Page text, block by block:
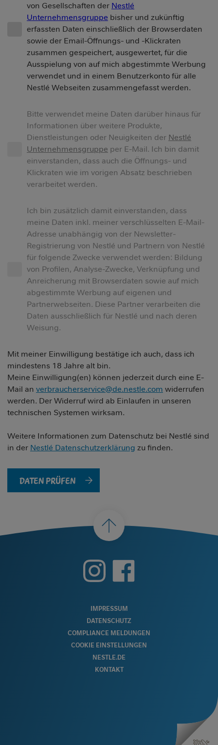
von Gesellschaften der Nestlé
Unternehmensgruppe bisher und zukünftig
erfassten Daten einschließlich der Browserdaten
sowie der Email-Öffnungs- und -Klickraten
zusammen gespeichert, ausgewertet, für die
Ausspielung von auf mich abgestimmte Werbung
verwendet und in einem Benutzerkonto für alle
Nestlé Webseiten zusammengefasst werden.
Bitte verwendet meine Daten darüber hinaus für
Informationen über weitere Produkte,
Dienstleistungen oder Neuigkeiten der Nestlé
Unternehmensgruppe per E-Mail. Ich bin damit
einverstanden, dass auch die Öffnungs- und
Klickraten wie im vorigen Absatz beschrieben
verarbeitet werden.
Ich bin zusätzlich damit einverstanden, dass
meine Daten inkl. meiner verschlüsselten E-Mail-
Adresse unabhängig von der Newsletter-
Registrierung von Nestlé und Partnern von Nestlé
für folgende Zwecke verwendet werden: Bildung
von Profilen, Analyse-Zwecke, Verknüpfung und
Anreicherung mit Browserdaten sowie auf mich
abgestimmte Werbung auf eigenen und
Partnerwebseiten. Diese Partner verarbeiten die
Daten ausschließlich für Nestlé und nach deren
Weisung.
Mit meiner Einwilligung bestätige ich auch, dass ich
mindestens 18 Jahre alt bin.
Meine Einwilligung(en) können jederzeit durch eine E-
Mail an verbraucherservice@de.nestle.com widerrufen
werden. Der Widerruf wird ab Einlaufen in unseren
technischen Systemen wirksam.
Weitere Informationen zum Datenschutz bei Nestlé sind
in der Nestlé Datenschutzerklärung zu finden.
nach
oben
IMPRESSUM
DATENSCHUTZ
COMPLIANCE MELDUNGEN
COOKIE EINSTELLUNGEN
NESTLE.DE
KONTAKT